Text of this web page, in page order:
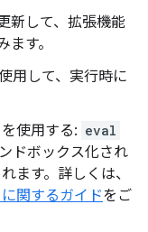
新して、拡張機能
す。
用して、実行時に
使用する: eval
ドボックス化され
ます。詳しくは、
関するガイドをご